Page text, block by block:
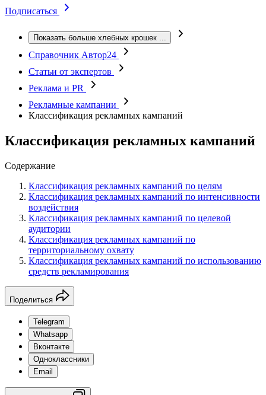
Подписаться
Показать больше хлебных крошек ...
Справочник Автор24
Статьи от экспертов
Реклама и PR
Рекламные кампании
Классификация рекламных кампаний
Классификация рекламных кампаний
Содержание
Классификация рекламных кампаний по целям
Классификация рекламных кампаний по интенсивности
воздействия
Классификация рекламных кампаний по целевой
аудитории
Классификация рекламных кампаний по
территориальному охвату
Классификация рекламных кампаний по использованию
средств рекламирования
Поделиться
Telegram
Whatsapp
Вконтакте
Одноклассники
Email